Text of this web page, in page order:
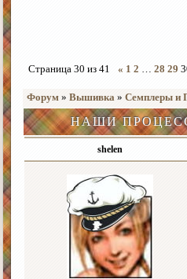
Страница 30 из 41 « 1 2 … 28 29
Форум » Вышивка » Семплеры и
НАШИ
shelen